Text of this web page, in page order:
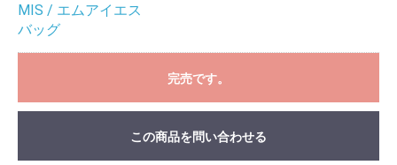
MIS / エムアイエス
バッグ
完売です。
この商品を問い合わせる